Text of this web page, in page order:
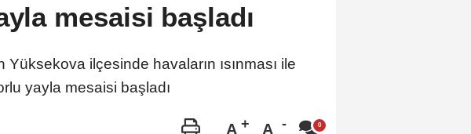
mesaisi başladı
ilçesinde havaların ısınması ile
yayla mesaisi başladı
A A